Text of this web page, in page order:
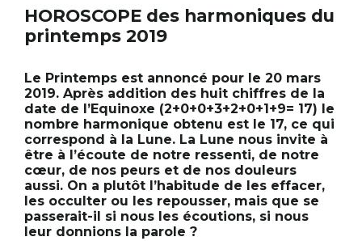
RECHERCHER
S'ABONNER
S'INSCRIRE À LA NEWSLETTER
FACEBOOKINSTAGRAM
LINKEDINYOUTUBE
HOROSCOPE des harmoniques du
printemps 2019
Le Printemps est annoncé pour le 20 mars
2019. Après addition des huit chiffres de la
date de l’Equinoxe (2+0+0+3+2+0+1+9= 17) le
nombre harmonique obtenu est le 17, ce qui
correspond à la Lune. La Lune nous invite à
être à l’écoute de notre ressenti, de notre
cœur, de nos peurs et de nos douleurs
aussi. On a plutôt l’habitude de les effacer,
les occulter ou les repousser, mais que se
passerait-il si nous les écoutions, si nous
leur donnions la parole ?